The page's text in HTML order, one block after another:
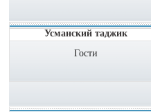
Усманский таджик
Гости